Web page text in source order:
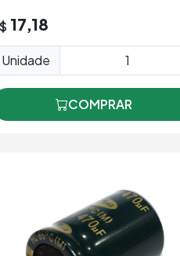
17,18
Unidade
COMPRAR